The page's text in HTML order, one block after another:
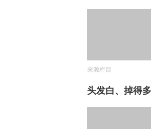
来源栏目
头发白、掉得